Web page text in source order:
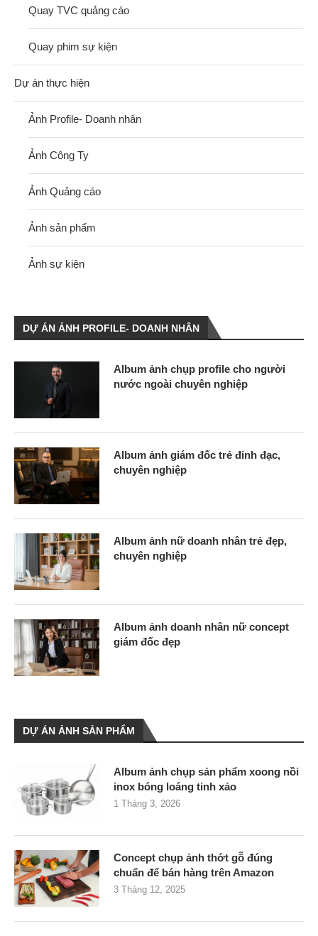
Quay TVC quảng cáo
Quay phim sự kiện
Dự án thực hiện
Ảnh Profile- Doanh nhân
Ảnh Công Ty
Ảnh Quảng cáo
Ảnh sản phẩm
Ảnh sự kiện
DỰ ÁN ẢNH PROFILE- DOANH NHÂN
Album ảnh chụp profile cho người
nước ngoài chuyên nghiệp
Album ảnh giám đốc trẻ đỉnh đạc,
chuyên nghiệp
Album ảnh nữ doanh nhân trẻ đẹp,
chuyên nghiệp
Album ảnh doanh nhân nữ concept
giám đốc đẹp
DỰ ÁN ẢNH SẢN PHẨM
Album ảnh chụp sản phẩm xoong nồi
inox bóng loáng tinh xảo
1 Tháng 3, 2026
Concept chụp ảnh thớt gỗ đúng
chuẩn để bán hàng trên Amazon
3 Tháng 12, 2025